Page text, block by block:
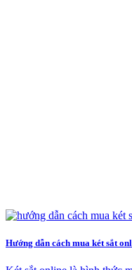
Hướng dẫn cách mua két sắt